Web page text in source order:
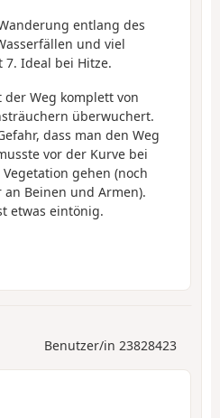
entlang des
und viel
7. Ideal bei Hitze.
Weg komplett von
überwuchert.
dass man den Weg
vor der Kurve bei
gehen (noch
Beinen und Armen).
etwas eintönig.
Benutzer/in 23828423